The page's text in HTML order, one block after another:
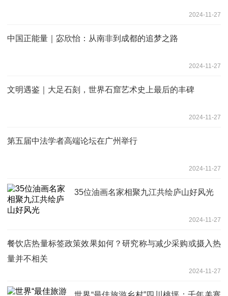
2024-11-27
中国正能量｜宓欣怡：从南非到成都的追梦之路
2024-11-27
文明遇鉴｜大足石刻，世界石窟艺术史上最后的丰碑
2024-11-27
第五届中法学者高端论坛在广州举行
2024-11-27
35位油画名家相聚九江共绘庐山好风光
2024-11-27
餐饮店热量标签政策效果如何？研究称与减少采购或摄入热
量并不相关
2024-11-27